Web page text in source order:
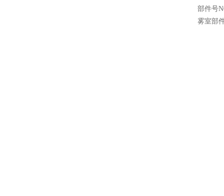
部件号
雾室部